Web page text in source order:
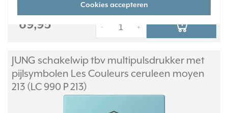
Cookies accepteren
69,95 +
-
JUNG schakelwip tbv multipulsdrukker met
pijlsymbolen Les Couleurs ceruleen moyen
213 (LC 990 P 213)